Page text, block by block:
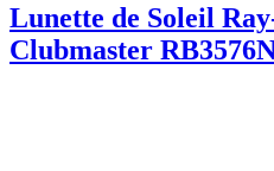
Lunette de Soleil
Clubmaster